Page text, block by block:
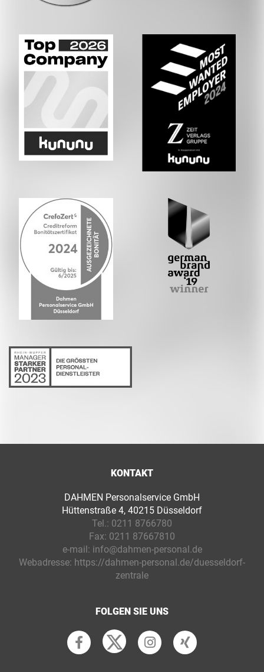
KONTAKT
DAHMEN Personalservice GmbH
Hüttenstraße 4, 40215 Düsseldorf
Tel.: 0211 8766780
Fax: 0211 87667810
e-mail: info@dahmen-personal.de
Webadresse: https://dahmen-personal.de/duesseldorf-
zentrale
FOLGEN SIE UNS